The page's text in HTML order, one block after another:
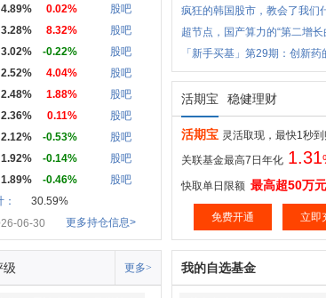
4.89% 0.02%
股吧
3.28% 8.32%
股吧
3.02% -0.22%
股吧
2.52% 4.04%
股吧
2.48% 1.88%
股吧
2.36% 0.11%
股吧
2.12% -0.53%
股吧
1.92% -0.14%
股吧
1.89% -0.46%
股吧
30.59%
06-30
更多持仓信息>
疯狂的韩国股市，教会了我们
超节点，国产算力的“第二增长
「新手买基」第29期：创新药
活期宝 稳健理财
活期宝 灵活取现，最快1秒到
关联基金最高7日年化 1.31
快取单日限额 最高超50万元
免费开通 立即
级 更多> 我的自选基金